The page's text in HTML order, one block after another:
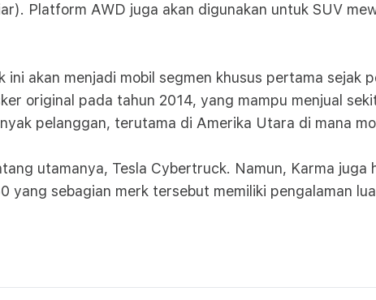
Platform AWD juga akan digunakan untuk SUV
akan menjadi mobil segmen khusus pertama sejak
original pada tahun 2014, yang mampu menjual
pelanggan, terutama di Amerika Utara di mana
utamanya, Tesla Cybertruck. Namun, Karma
yang sebagian merk tersebut memiliki pengalaman